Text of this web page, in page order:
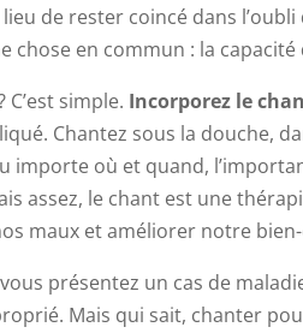
de rester coincé dans
chose en commun : la capacité
simple. Incorporez le
Chantez sous la douche,
importe où et quand,
assez, le chant est une
maux et améliorer notre
présentez un cas de
Mais qui sait, chanter